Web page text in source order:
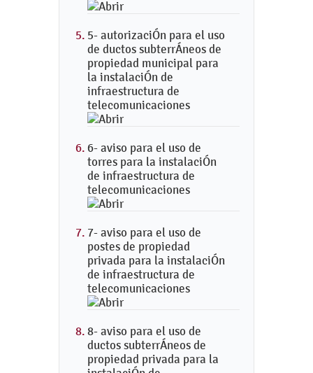
5- autorizaciÓn para el uso
de ductos subterrÁneos de
propiedad municipal para
la instalaciÓn de
infraestructura de
telecomunicaciones
6- aviso para el uso de
torres para la instalaciÓn
de infraestructura de
telecomunicaciones
7- aviso para el uso de
postes de propiedad
privada para la instalaciÓn
de infraestructura de
telecomunicaciones
8- aviso para el uso de
ductos subterrÁneos de
propiedad privada para la